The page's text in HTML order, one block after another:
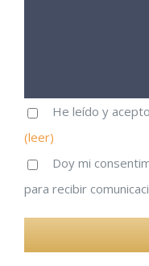
He leído y
(leer)
Doy mi
para recibir